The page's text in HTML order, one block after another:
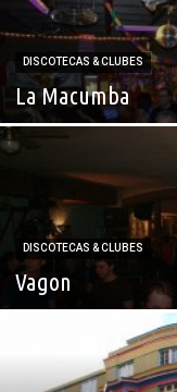
DISCOTECAS & CLUBES
La Macumba
DISCOTECAS & CLUBES
Vagon